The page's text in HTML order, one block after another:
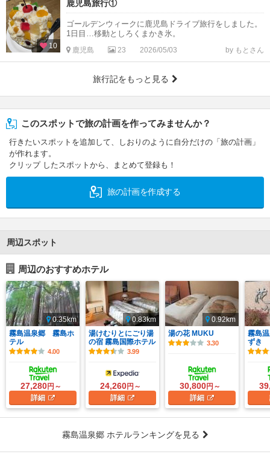
10
鹿児島旅行①
ゴールデンウィークに鹿児島ドライブ旅行をしました。
1日目…移動としろくまかき氷。
鹿児島 23 2026/05/03 by もとさん
旅行記をもっと見る
このスポットで旅の計画を作ってみませんか？
行きたいスポットを追加して、しおりのように自分だけの「旅の計画」
が作れます。
クリップ したスポットから、まとめて登録も！
旅の計画を作成する
周辺スポット
周辺のおすすめホテル
0.35km
霧島温泉郷 霧島ホ
テル
4.00
27,280円～
詳細
0.83km
湯けむりとにごり湯
の宿 霧島国際ホテル
3.99
24,260円～
詳細
0.92km
湯の花 MUKU
3.30
30,800円～
詳細
霧島
ずき
霧島温泉郷 ホテルランキングを見る